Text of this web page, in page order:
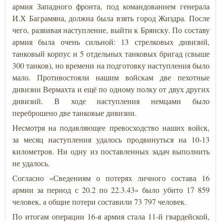
армия Западного фронта, под командованием генерала
И.Х Баграмяна, должна была взять город Жиздра. После
чего, развивая наступление, выйти к Брянску. По составу
армия была очень сильной: 13 стрелковых дивизий,
танковый корпус и 5 отдельных танковых бригад (свыше
300 танков), но времени на подготовку наступления было
мало. Противостояли нашим войскам две пехотные
дивизии Вермахта и ещё по одному полку от двух других
дивизий. В ходе наступления немцами было
переброшено две танковые дивизии.
Несмотря на подавляющее превосходство наших войск,
за месяц наступления удалось продвинуться на 10-13
километров. Ни одну из поставленных задач выполнить
не удалось.
Согласно «Сведениям о потерях личного состава 16
армии за период с 20.2 по 22.3.43» было убито 17 859
человек, а общие потери составили 73 797 человек.
По итогам операции 16-я армия стала 11-й гвардейской,